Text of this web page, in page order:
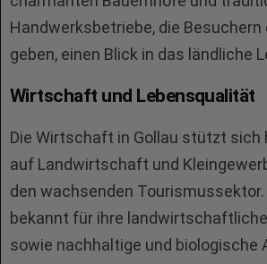
Handwerksbetriebe, die
geben, einen Blick in das ländliche
Wirtschaft und Lebensqualität
Die Wirtschaft in Gollau stützt sich
auf Landwirtschaft und
den wachsenden Tourismussektor.
bekannt für ihre
sowie nachhaltige und biologische